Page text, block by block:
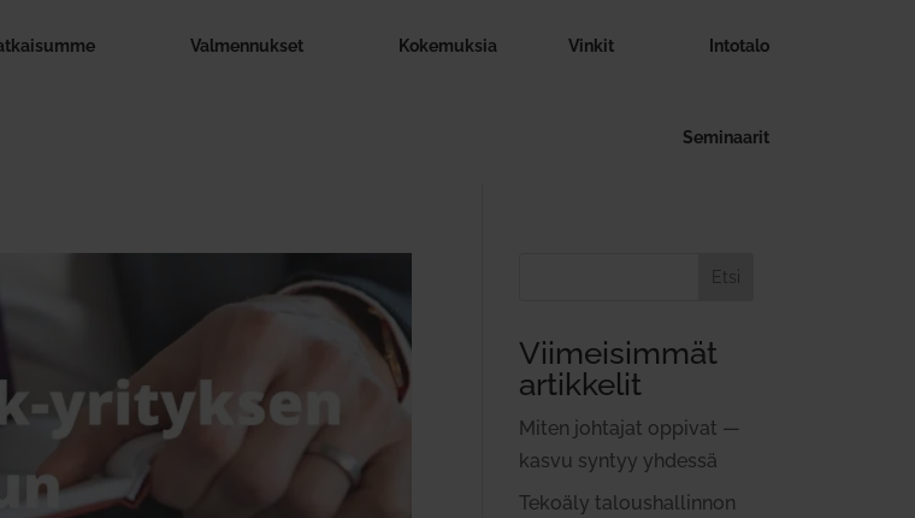
Val­men­nukset Koke­muksia Vinkit Intotalo
Semi­naarit
Etsi
Viimeisimmät
artikkelit
Miten joh­tajat oppivat —
kasvu syntyy yhdessä
Tekoäly talous­hal­linnon